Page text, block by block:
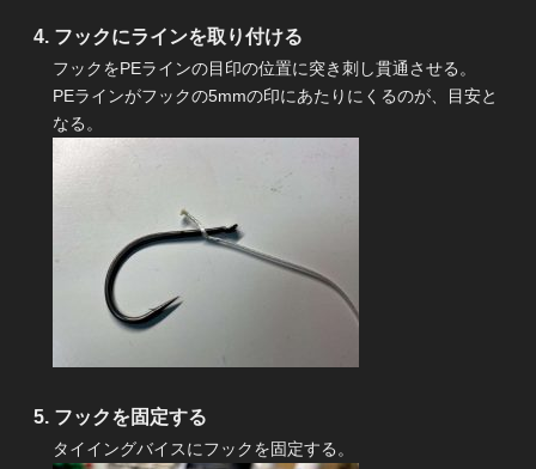
フックにラインを取り付ける
フックをPEラインの目印の位置に突き刺し貫通させる。
PEラインがフックの5mmの印にあたりにくるのが、目安と
なる。
フックを固定する
タイイングバイスにフックを固定する。